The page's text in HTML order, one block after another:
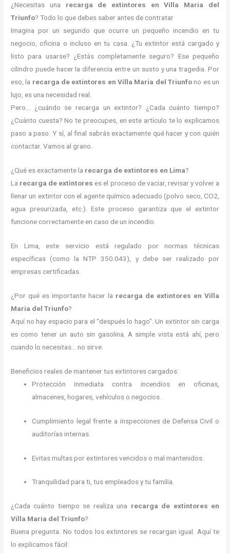
¿Necesitas una recarga de extintores en Villa Maria del
Triunfo? Todo lo que debes saber antes de contratar
Imagina por un segundo que ocurre un pequeño incendio en tu
negocio, oficina o incluso en tu casa. ¿Tu extintor está cargado y
listo para usarse? ¿Estás completamente seguro? Ese pequeño
cilindro puede hacer la diferencia entre un susto y una tragedia. Por
eso, la recarga de extintores en Villa Maria del Triunfono es un
lujo, es una necesidad real.
Pero… ¿cuándo se recarga un extintor? ¿Cada cuánto tiempo?
¿Cuánto cuesta? No te preocupes, en este artículo te lo explicamos
paso a paso. Y sí, al final sabrás exactamente qué hacer y con quién
contactar. Vamos al grano.
¿Qué es exactamente la recarga de extintores en Lima?
La recarga de extintores es el proceso de vaciar, revisar y volver a
llenar un extintor con el agente químico adecuado (polvo seco, CO2,
agua presurizada, etc.). Este proceso garantiza que el extintor
funcione correctamente en caso de un incendio.
En Lima, este servicio está regulado por normas técnicas
específicas (como la NTP 350.043), y debe ser realizado por
empresas certificadas.
¿Por qué es importante hacer la recarga de extintores en Villa
Maria del Triunfo?
Aquí no hay espacio para el “después lo hago”. Un extintor sin carga
es como tener un auto sin gasolina. A simple vista está ahí, pero
cuando lo necesitas… no sirve.
Beneficios reales de mantener tus extintores cargados:
Protección inmediata contra incendios en oficinas,
almacenes, hogares, vehículos o negocios.
Cumplimiento legal frente a inspecciones de Defensa Civil o
auditorías internas.
Evitas multas por extintores vencidos o mal mantenidos.
Tranquilidad para ti, tus empleados y tu familia.
¿Cada cuánto tiempo se realiza una recarga de extintores en
Villa Maria del Triunfo?
Buena pregunta. No todos los extintores se recargan igual. Aquí te
lo explicamos fácil: